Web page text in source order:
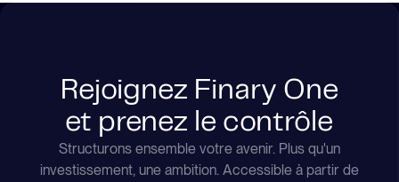
Rejoignez Finary One
et prenez le contrôle
Structurons ensemble votre avenir. Plus qu'un
investissement, une ambition. Accessible à partir de